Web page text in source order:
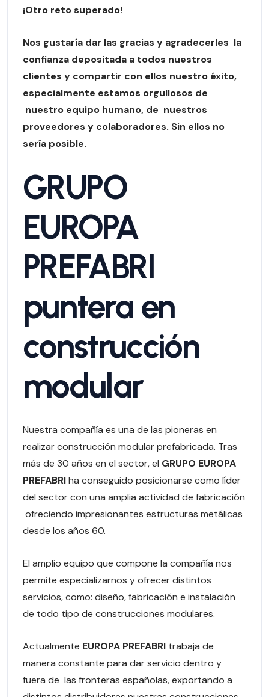
¡Otro reto superado!
Nos gustaría dar las gracias y agradecerles la
confianza depositada a todos nuestros
clientes y compartir con ellos nuestro éxito,
especialmente estamos orgullosos de
nuestro equipo humano, de nuestros
proveedores y colaboradores. Sin ellos no
sería posible.
GRUPO
EUROPA
PREFABRI
puntera en
construcción
modular
Nuestra compañía es una de las pioneras en
realizar construcción modular prefabricada. Tras
más de 30 años en el sector, el GRUPO EUROPA
PREFABRIha conseguido posicionarse como líder
del sector con una amplia actividad de fabricación
ofreciendo impresionantes estructuras metálicas
desde los años 60.
El amplio equipo que compone la compañía nos
permite especializarnos y ofrecer distintos
servicios, como: diseño, fabricación e instalación
de todo tipo de construcciones modulares.
Actualmente EUROPA PREFABRI trabaja de
manera constante para dar servicio dentro y
fuera de las fronteras españolas, exportando a